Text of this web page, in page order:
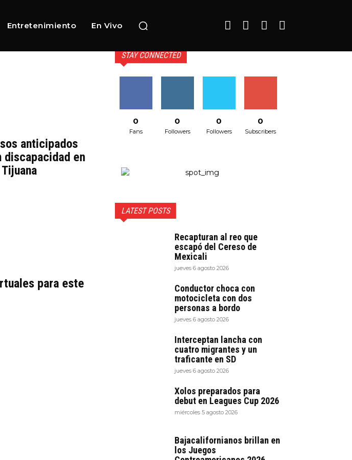
Entretenimiento En Vivo
anticipados
discapacidad en
para este
STAY CONNECTED
0
Fans
0
Followers
0
Followers
0
Subscribers
LATEST POSTS
Recapturan al reo que
escapó del Cereso de
Mexicali
jueves 6 agosto 2026
Conductor choca con
motocicleta con dos
personas a bordo
jueves 6 agosto 2026
Interceptan lancha con
cuatro migrantes y un
traficante en SD
jueves 6 agosto 2026
Xolos preparados para
debut en Leagues Cup 2026
miércoles 5 agosto 2026
Bajacalifornianos brillan en
los Juegos